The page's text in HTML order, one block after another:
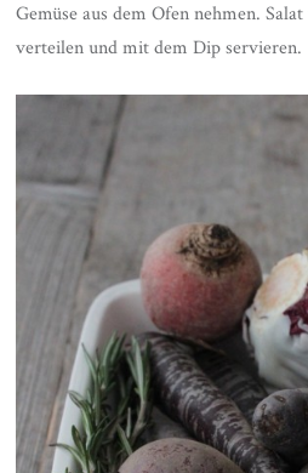
Gemüse aus dem Ofen nehmen.
verteilen und mit dem Dip servieren.